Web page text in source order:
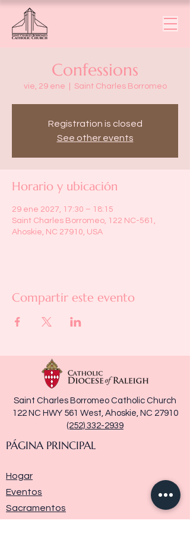
Confessions
vie, 29 ene Saint Charles Borromeo
Registration is closed
See other events
Horario y ubicación
29 ene 2027, 17:30 – 18:15
Saint Charles Borromeo, 122 NC-561,
Ahoskie, NC 27910, USA
Compartir este evento
Saint Charles Borromeo Catholic Church
122 NC HWY 561 West, Ahoskie, NC 27910
(252) 332-2939
PÁGINA PRINCIPAL
Hogar
Eventos
Sacramentos